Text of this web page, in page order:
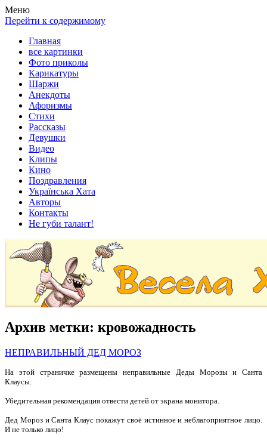
Весела хата — прикольные картинки, смешные истории,
клипы!
Покажем всем ваши фото приколы, карикатуры, шаржи, стихи,
рассказы, видео и песни!
Меню
Перейти к содержимому
Главная
все картинки
Фото приколы
Карикатуры
Шаржи
Анекдоты
Афоризмы
Стихи
Рассказы
Девушки
Видео
Клипы
Кино
Поздравления
Українська Хата
Авторы
Контакты
Не губи талант!
Архив метки: кровожадность
НЕПРАВИЛЬНЫЙ ДЕД МОРОЗ
На этой страничке размещены неправильные Деды Морозы и Санта
Клаусы.
Убедительная рекомендация отвести детей от экрана монитора.
Дед Мороз и Санта Клаус покажут своё истинное и неблагоприятное лицо.
И не только лицо!